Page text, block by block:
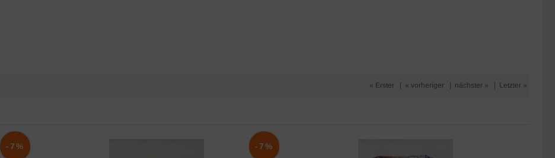
« Erster « vorheriger nächster » Letzter »
-7% -7%